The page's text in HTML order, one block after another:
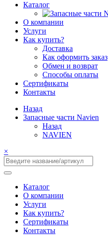
Каталог
О компании
Услуги
Как купить?
Доставка
Как оформить заказ
Обмен и возврат
Способы оплаты
Сертификаты
Контакты
Назад
Запасные части Navien
Назад
NAVIEN
×
Каталог
О компании
Услуги
Как купить?
Сертификаты
Контакты